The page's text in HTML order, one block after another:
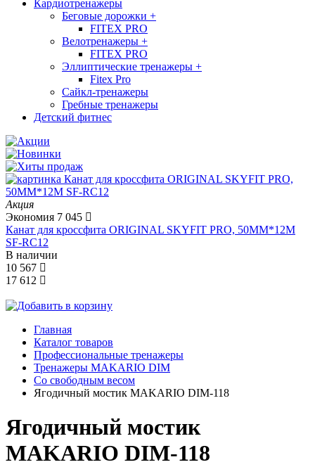
Кардиотренажеры
Беговые дорожки +
FITEX PRO
Велотренажеры +
FITEX PRO
Эллиптические тренажеры +
Fitex Pro
Сайкл-тренажеры
Гребные тренажеры
Детский фитнес
Акция
Экономия 7 045
Канат для кроссфита ORIGINAL SKYFIT PRO, 50MM*12M
SF-RС12
В наличии
10 567
17 612
Главная
Каталог товаров
Профессиональные тренажеры
Тренажеры MAKARIO DIM
Со свободным весом
Ягодичный мостик MAKARIO DIM-118
Ягодичный мостик
MAKARIO DIM-118